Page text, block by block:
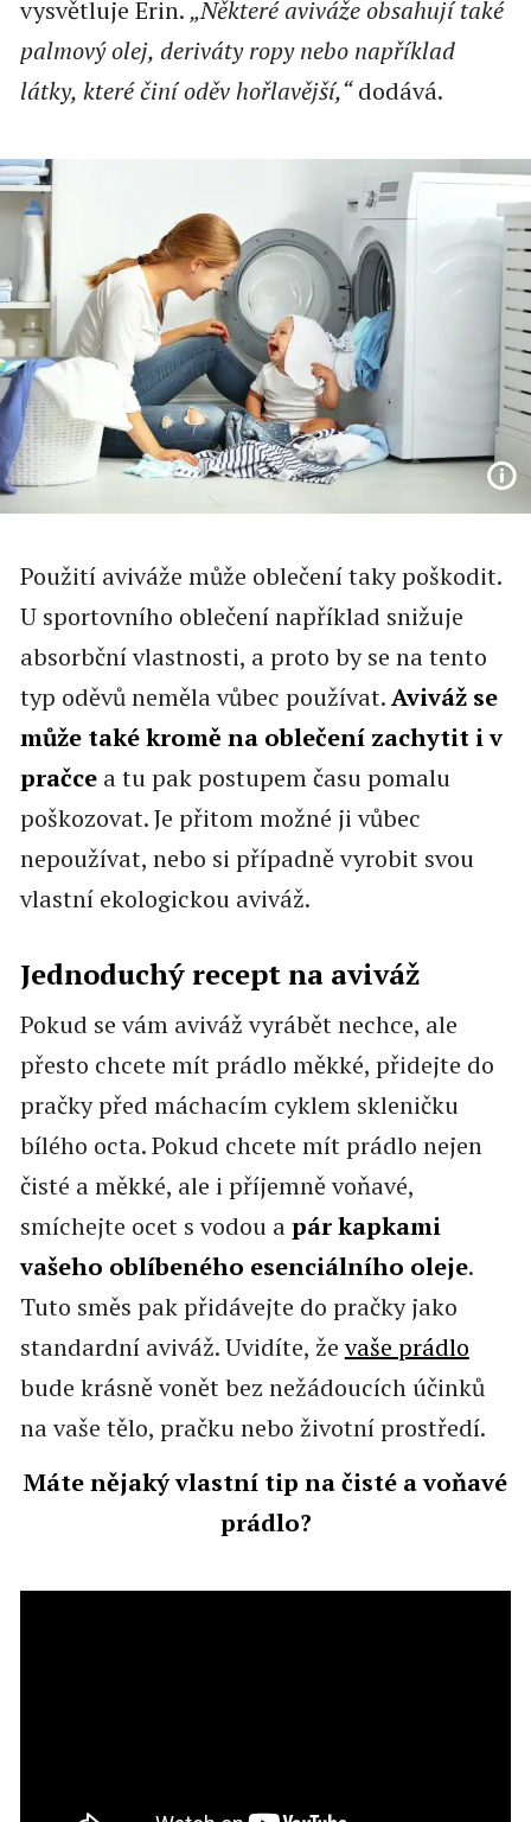
vysvětluje Erin. „Některé aviváže obsahují také
palmový olej, deriváty ropy nebo například
látky, které činí oděv hořlavější,“dodává.
Použití aviváže může oblečení taky poškodit.
U sportovního oblečení například snižuje
absorbční vlastnosti, a proto by se na tento
typ oděvů neměla vůbec používat.Aviváž se
může také kromě na oblečení zachytit i v
pračcea tu pak postupem času pomalu
poškozovat. Je přitom možné ji vůbec
nepoužívat, nebo si případně vyrobit svou
vlastní ekologickou aviváž.
Jednoduchý recept na aviváž
Pokud se vám aviváž vyrábět nechce, ale
přesto chcete mít prádlo měkké, přidejte do
pračky před máchacím cyklem skleničku
bílého octa. Pokud chcete mít prádlo nejen
čisté a měkké, ale i příjemně voňavé,
smíchejte ocet s vodou apár kapkami
vašeho oblíbeného esenciálního oleje.
Tuto směs pak přidávejte do pračky jako
standardní aviváž. Uvidíte, ževaše prádlo
bude krásně vonět bez nežádoucích účinků
na vaše tělo, pračku nebo životní prostředí.
Máte nějaký vlastní tip na čisté a voňavé
prádlo?